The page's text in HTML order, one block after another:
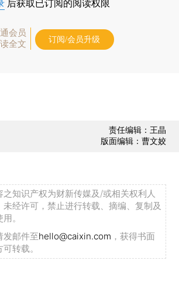
后获取已订阅的阅读权限
会员
全文
订阅/会员升级
责任编辑：王晶
版面编辑：曹文姣
之知识产权为财新传媒及/或相关权利人
经许可，禁止进行转载、摘编、复制及
。
发邮件至hello@caixin.com ，获得书面
转载。